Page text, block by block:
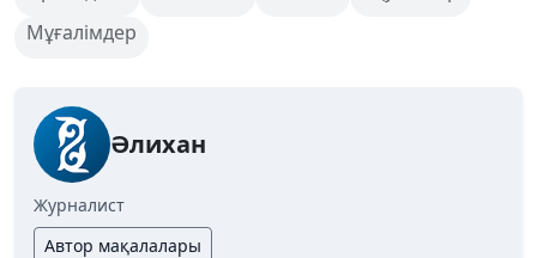
Мұғалімдер
Әлихан
Журналист
Автор мақалалары